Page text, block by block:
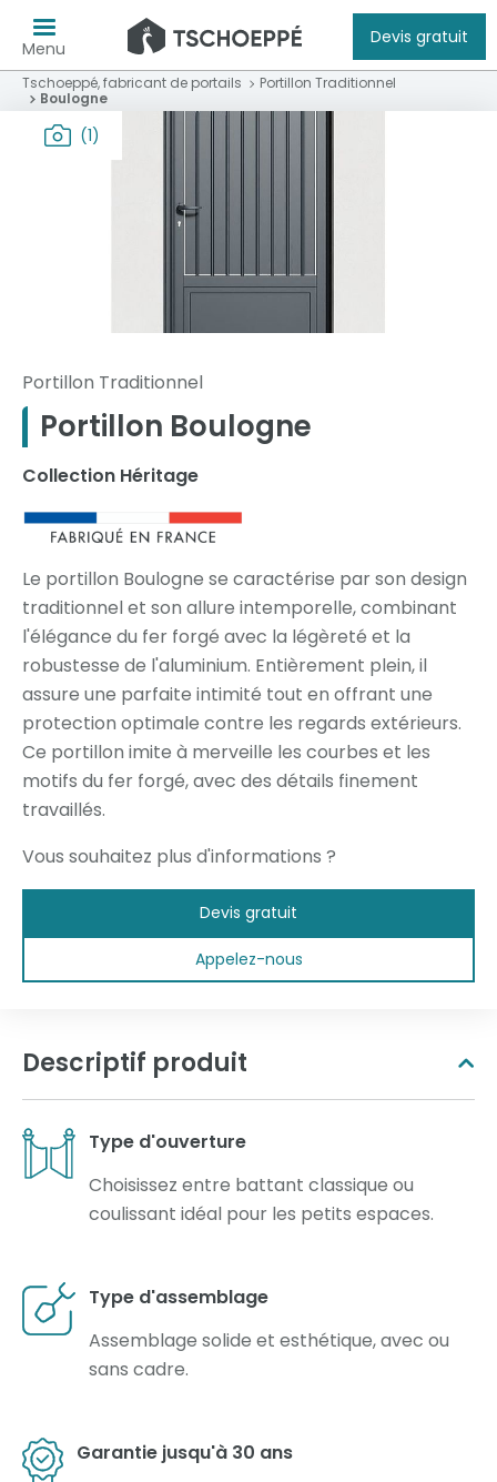
Menu
Devis gratuit
Tschoeppé, fabricant de portails
Portillon Traditionnel
Boulogne
(1)
Portillon Traditionnel
Portillon Boulogne
Collection Héritage
Le portillon Boulogne se caractérise par son design
traditionnel et son allure intemporelle, combinant
l'élégance du fer forgé avec la légèreté et la
robustesse de l'aluminium. Entièrement plein, il
assure une parfaite intimité tout en offrant une
protection optimale contre les regards extérieurs.
Ce portillon imite à merveille les courbes et les
motifs du fer forgé, avec des détails finement
travaillés.
Vous souhaitez plus d'informations ?
Devis gratuit
Appelez-nous
Descriptif produit
Type d'ouverture
Choisissez entre battant classique ou
coulissant idéal pour les petits espaces.
Type d'assemblage
Assemblage solide et esthétique, avec ou
sans cadre.
Garantie jusqu'à 30 ans